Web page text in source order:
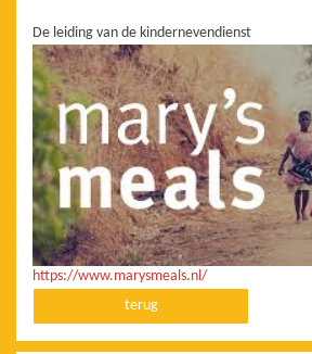
De leiding van de kindernevendienst
https://www.marysmeals.nl/
terug